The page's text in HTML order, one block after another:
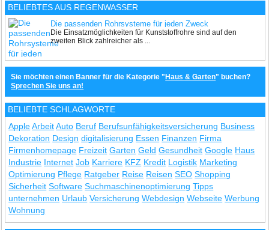
BELIEBTES AUS REGENWASSER
Die passenden Rohrsysteme für jeden Zweck
Die Einsatzmöglichkeiten für Kunststoffrohre sind auf den
zweiten Blick zahlreicher als ...
Sie möchten einen Banner für die Kategorie " Haus & Garten" buchen?
Sprechen Sie uns an!
BELIEBTE SCHLAGWORTE
Apple Arbeit Auto Beruf Berufsunfähigkeitsversicherung Business
Dekoration Design digitalisierung Essen Finanzen Firma
Firmenhomepage Freizeit Garten Geld Gesundheit Google Haus
Industrie Internet Job Karriere KFZ Kredit Logistik Marketing
Optimierung Pflege Ratgeber Reise Reisen SEO Shopping
Sicherheit Software Suchmaschinenoptimierung Tipps
unternehmen Urlaub Versicherung Webdesign Webseite Werbung
Wohnung